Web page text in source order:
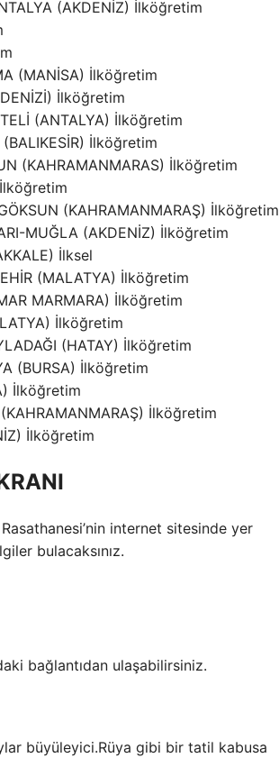
(AKDENİZ) İlköğretim
(MANİSA) İlköğretim
İlköğretim
(ANTALYA) İlköğretim
İlköğretim
(KAHRAMANMARAS) İlköğretim
(KAHRAMANMARAŞ) İlköğretim
MUĞLA (AKDENİZ) İlköğretim
İlksel
(MALATYA) İlköğretim
MARMARA) İlköğretim
İlköğretim
(HATAY) İlköğretim
(BURSA) İlköğretim
İlköğretim
İlköğretim
İlköğretim
internet sitesinde yer
bulacaksınız.
bağlantıdan ulaşabilirsiniz.
Rüya gibi bir tatil kabusa